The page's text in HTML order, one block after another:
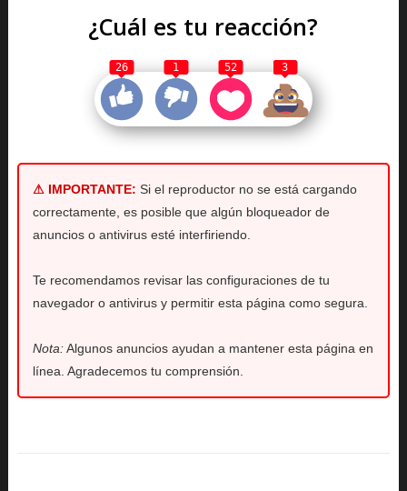
¿Cuál es tu reacción?
26 1 52 3
⚠ IMPORTANTE: Si el reproductor no se está cargando
correctamente, es posible que algún bloqueador de
anuncios o antivirus esté interfiriendo.
Te recomendamos revisar las configuraciones de tu
navegador o antivirus y permitir esta página como segura.
Nota:Algunos anuncios ayudan a mantener esta página en
línea. Agradecemos tu comprensión.